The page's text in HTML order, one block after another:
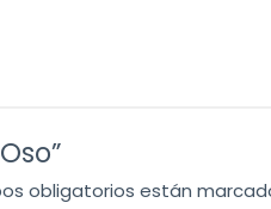
obligatorios están